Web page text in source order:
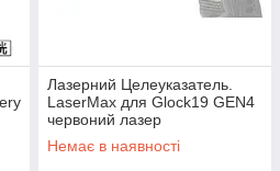
Лазерний Целеуказатель.
LaserMax для Glock19 GEN4
червоний лазер
Немає в наявності